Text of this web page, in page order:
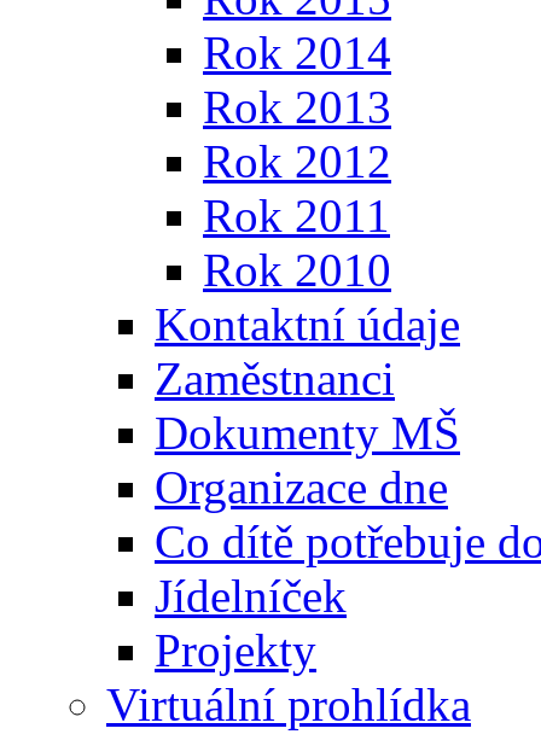
Rok 2014
Rok 2013
Rok 2012
Rok 2011
Rok 2010
Kontaktní údaje
Zaměstnanci
Dokumenty MŠ
Organizace dne
Co dítě potřebuje
Jídelníček
Projekty
Virtuální prohlídka